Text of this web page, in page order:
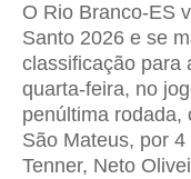
O Rio Branco-ES
Santo 2026 e se
classificação para
quarta-feira, no
penúltima rodada,
São Mateus, por
Tenner, Neto